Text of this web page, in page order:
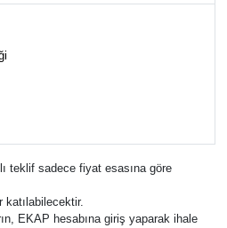
teklif sadece fiyat esasına göre
EKAP hesabına giriş yaparak ihale